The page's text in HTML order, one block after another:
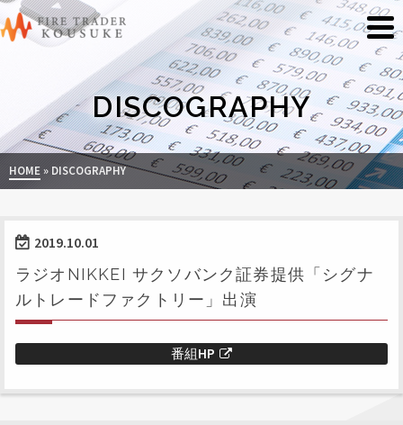
DISCOGRAPHY
HOME» DISCOGRAPHY
2019.10.01
ラジオNIKKEI サクソバンク証券提供「シグナ
ルトレードファクトリー」出演
番組HP